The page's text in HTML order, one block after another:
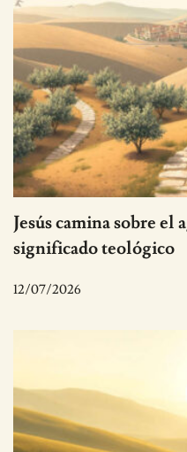
Jesús camina sobre el
significado teológico
12/07/2026